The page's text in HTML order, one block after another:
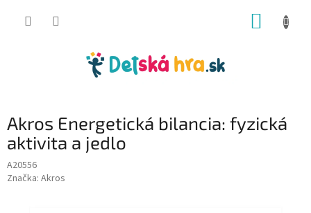
Akros Energetická bilancia: fyzická
aktivita a jedlo
A20556
Značka: Akros